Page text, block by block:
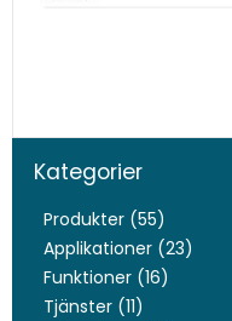
Kategorier
Produkter (55)
Applikationer (23)
Funktioner (16)
Tjänster (11)